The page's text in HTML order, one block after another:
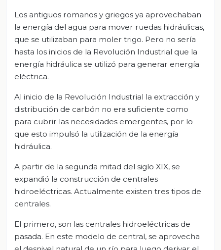
Los antiguos romanos y griegos ya aprovechaban
la energía del agua para mover ruedas hidráulicas,
que se utilizaban para moler trigo. Pero no sería
hasta los inicios de la Revolución Industrial que la
energía hidráulica se utilizó para generar energía
eléctrica.
Al inicio de la Revolución Industrial la extracción y
distribución de carbón no era suficiente como
para cubrir las necesidades emergentes, por lo
que esto impulsó la utilización de la energía
hidráulica.
A partir de la segunda mitad del siglo XIX, se
expandió la construcción de centrales
hidroeléctricas. Actualmente existen tres tipos de
centrales.
El primero, son las centrales hidroeléctricas de
pasada. En este modelo de central, se aprovecha